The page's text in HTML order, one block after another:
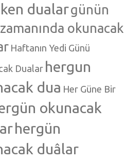
dualargünün
okunacak
Haftanın Yedi Günü
Dualar hergun
dua Her Güne Bir
okunacak
hergün
duâlar